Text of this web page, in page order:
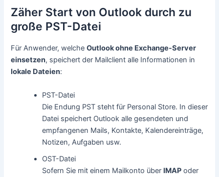
Zäher Start von Outlook durch zu
große PST-Datei
Für Anwender, welcheOutlook ohne Exchange-Server
einsetzen, speichert der Mailclient alle Informationen in
lokale Dateien:
PST-Datei
Die Endung PST steht für Personal Store. In dieser
Datei speichert Outlook alle gesendeten und
empfangenen Mails, Kontakte, Kalendereinträge,
Notizen, Aufgaben usw.
OST-Datei
Sofern Sie mit einem Mailkonto über IMAP oder